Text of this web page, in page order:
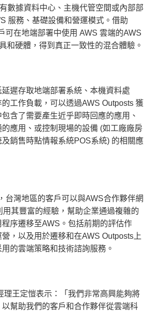
數據資料中心、主機代管空間或內部部
服務、基礎設備和營運模式。借助
可在地端部署中使用 AWS 雲端的AWS
和硬體，得到真正一致性的混合體驗。
遲存取地端部署系統、本機資料處
工作負載，可以透過AWS Outposts 獲
含了需要產生近乎即時回應的應用、
應用、或控制現場的設備 (如工廠廠房
銷售時點情報系統POS系統) 的相關應
台灣地區的客戶可以與AWS合作夥伴網
其豐富的經驗，幫助企業通過複雜的
序遷移至AWS。包括前期的評估作
，以及用於遷移和在AWS Outposts上
的雲端策略和技術諮詢服務。
理王定愷表示：「我們非常高興能夠將
幫助我們的客戶和合作夥伴從雲端科